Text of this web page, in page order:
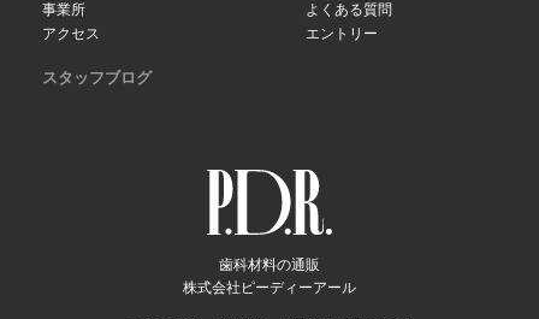
歯科材料の通販
株式会社ピーディーアール
事業所
アクセス
よくある質問
エントリー
スタッフブログ